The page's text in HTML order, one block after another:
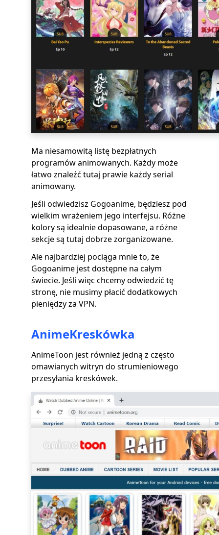
Ma niesamowitą listę bezpłatnych
programów animowanych. Każdy może
łatwo znaleźć tutaj prawie każdy serial
animowany.
Jeśli odwiedzisz Gogoanime, będziesz pod
wielkim wrażeniem jego interfejsu. Różne
kolory są idealnie dopasowane, a różne
sekcje są tutaj dobrze zorganizowane.
Ale najbardziej pociąga mnie to, że
Gogoanime jest dostępne na całym
świecie. Jeśli więc chcemy odwiedzić tę
stronę, nie musimy płacić dodatkowych
pieniędzy za VPN.
AnimeKreskówka
AnimeToon jest również jedną z często
omawianych witryn do strumieniowego
przesyłania kreskówek.